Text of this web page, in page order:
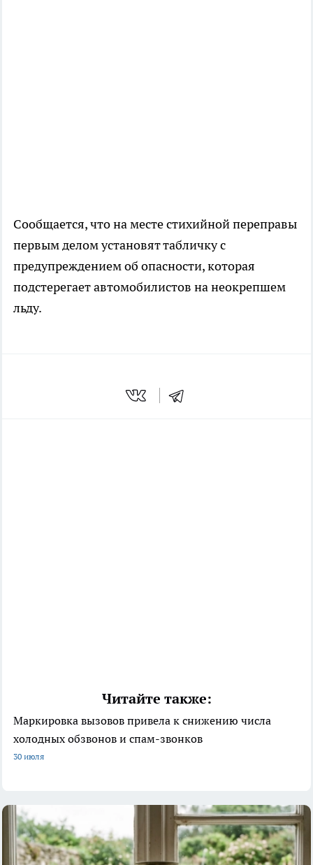
Сообщается, что на месте стихийной переправы
первым делом установят табличку с
предупреждением об опасности, которая
подстерегает автомобилистов на неокрепшем
льду.
Читайте также:
Маркировка вызовов привела к снижению числа
холодных обзвонов и спам-звонков
30 июля